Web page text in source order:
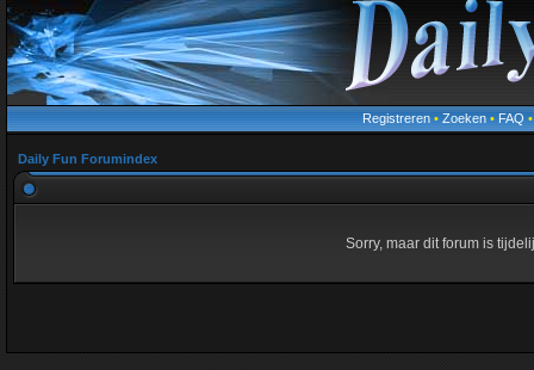
Registreren • Zoeken • FAQ
Daily Fun Forumindex
Sorry, maar dit forum is